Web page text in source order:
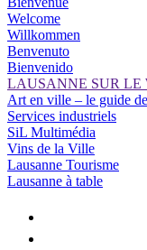
Welcome
Willkommen
Benvenuto
Bienvenido
LAUSANNE SUR LE
Art en ville – le guide
Services industriels
SiL Multimédia
Vins de la Ville
Lausanne Tourisme
Lausanne à table